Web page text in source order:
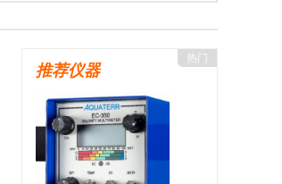
热门
推荐仪器